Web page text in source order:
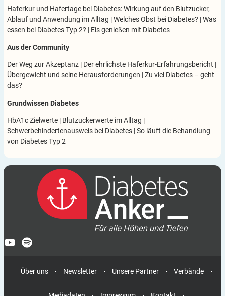
Haferkur und Hafertage bei Diabetes: Wirkung auf den Blutzucker,
Ablauf und Anwendung im Alltag |Welches Obst bei Diabetes? |Was
essen bei Diabetes Typ 2? | Eis genießen mit Diabetes
Aus der Community
Der Weg zur Akzeptanz | Der ehrlichste Haferkur-Erfahrungsbericht |
Übergewicht und seine Herausforderungen |Zu viel Diabetes – geht
das?
Grundwissen Diabetes
HbA1c Zielwerte | Blutzuckerwerte im Alltag |
Schwerbehindertenausweis bei Diabetes |So läuft die Behandlung
von Diabetes Typ 2
Über uns Newsletter Unsere Partner Verbände